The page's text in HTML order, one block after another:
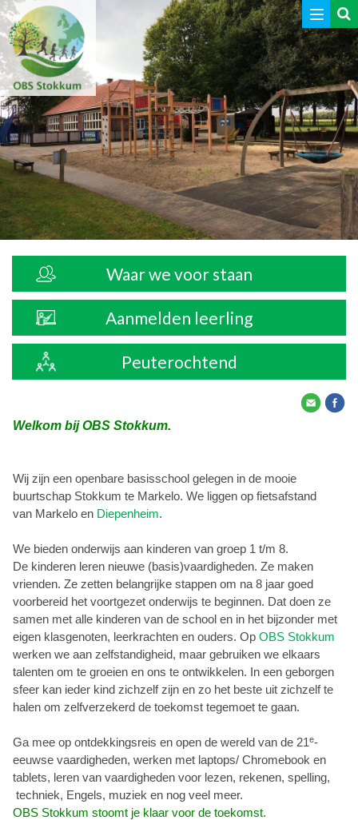
Toggle
Waar we voor staan
Aanmelden leerling
Peuterochtend
Welkom bij OBS Stokkum.
Wij zijn een openbare basisschool gelegen in de mooie
buurtschap Stokkum te Markelo. We liggen op fietsafstand
van Markelo en Diepenheim.
We bieden onderwijs aan kinderen van groep 1 t/m 8.
De kinderen leren nieuwe (basis)vaardigheden. Ze maken
vrienden. Ze zetten belangrijke stappen om na 8 jaar goed
voorbereid het voortgezet onderwijs te beginnen. Dat doen ze
samen met alle kinderen van de school en in het bijzonder met
eigen klasgenoten, leerkrachten en ouders. Op OBS Stokkum
werken we aan zelfstandigheid, maar gebruiken we elkaars
talenten om te groeien en ons te ontwikkelen. In een geborgen
sfeer kan ieder kind zichzelf zijn en zo het beste uit zichzelf te
halen om zelfverzekerd de toekomst tegemoet te gaan.
Ga mee op ontdekkingsreis en open de wereld van de 21 e-
eeuwse vaardigheden, werken met laptops/ Chromebook en
tablets, leren van vaardigheden voor lezen, rekenen, spelling,
techniek, Engels, muziek en nog veel meer.
OBS Stokkum stoomt je klaar voor de toekomst.